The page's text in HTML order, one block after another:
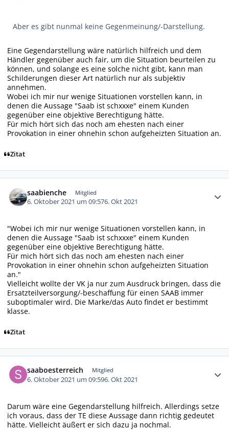
Aber es gibt nunmal keine Gegenmeinung/-Darstellung.
Eine Gegendarstellung wäre natürlich hilfreich und dem
Händler gegenüber auch fair, um die Situation beurteilen zu
können, und solange es eine solche nicht gibt, kann man
Schilderungen dieser Art natürlich nur als subjektiv
annehmen.
Wobei ich mir nur wenige Situationen vorstellen kann, in
denen die Aussage "Saab ist schxxxe" einem Kunden
gegenüber eine objektive Berechtigung hätte.
Für mich hört sich das noch am ehesten nach einer
Provokation in einer ohnehin schon aufgeheizten Situation an.
Zitat
saabienche Mitglied
6. Oktober 2021 um 09:576. Okt 2021
"Wobei ich mir nur wenige Situationen vorstellen kann, in
denen die Aussage "Saab ist schxxxe" einem Kunden
gegenüber eine objektive Berechtigung hätte.
Für mich hört sich das noch am ehesten nach einer
Provokation in einer ohnehin schon aufgeheizten Situation
an."
Vielleicht wollte der VK ja nur zum Ausdruck bringen, dass die
Ersatzteilversorgung/-beschaffung für einen SAAB immer
suboptimaler wird. Die Marke/das Auto findet er bestimmt
klasse.
Zitat
saaboesterreich Mitglied
6. Oktober 2021 um 09:596. Okt 2021
Darum wäre eine Gegendarstellung hilfreich. Allerdings setze
ich voraus, dass der TE diese Aussage dann richtig gedeutet
hätte. Vielleicht äußert er sich dazu ja nochmal.